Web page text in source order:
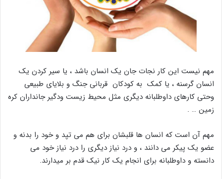
مهم نیست این کار نجات جان یک انسان باشد ، یا سیر کردن یک
انسان گرسنه ، یا کمک به کودکان قربانی جنگ و بلایای طبیعی
وحتی کارهای داوطلبانه دیگری مثل محیط زیست ودگیر جانداران کره
زمین … .
مهم آن است که انسان ها قلبشان برای هم می تپد و خود را بدنه و
عضو یک پیکر می دانند ، و درد نیاز دیگری را درد نیاز خود می
دانسته و داوطلبانه برای انجام یک کار نیک قدم بر میدارند.